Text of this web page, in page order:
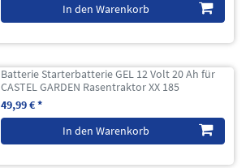
In den Warenkorb
Batterie Starterbatterie GEL 12 Volt 20 Ah für
CASTEL GARDEN Rasentraktor XX 185
49,99 € *
In den Warenkorb